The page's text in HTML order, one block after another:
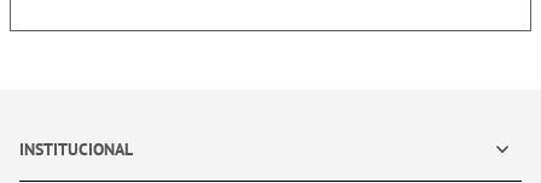
INSTITUCIONAL